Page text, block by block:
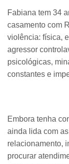
Fabiana tem 34
casamento com
violência: física,
agressor
psicológicas,
constantes e
Embora tenha
ainda lida com
relacionamento,
procurar